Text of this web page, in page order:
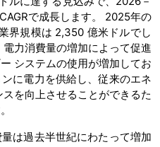
で成長します。 2025年の
界規模は 2,350 億米ドルでし
力消費量の増加によって促進
システムの使用が増加してお
に電力を供給し、従来のエネ
を向上させることができるた
は過去半世紀にわたって増加